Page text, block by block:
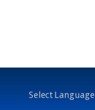
Select Language